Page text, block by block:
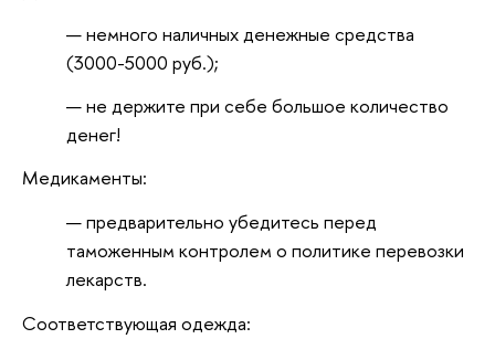
немного наличных денежные средства
(3000-5000 руб.);
не держите при себе большое количество
денег!
Медикаменты:
предварительно убедитесь перед
таможенным контролем о политике перевозки
лекарств.
Соответствующая одежда: